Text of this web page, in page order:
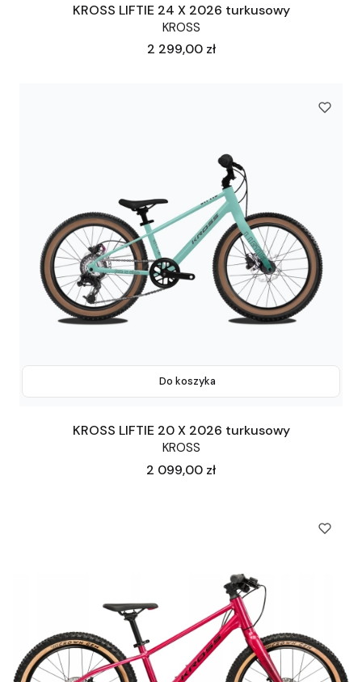
KROSS LIFTIE 24 X 2026 turkusowy
KROSS
Cena
2 299,00 zł
Do koszyka
KROSS LIFTIE 20 X 2026 turkusowy
KROSS
Cena
2 099,00 zł